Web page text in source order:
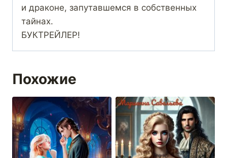
и драконе, запутавшемся в собственных
тайнах.
БУКТРЕЙЛЕР!
Похожие